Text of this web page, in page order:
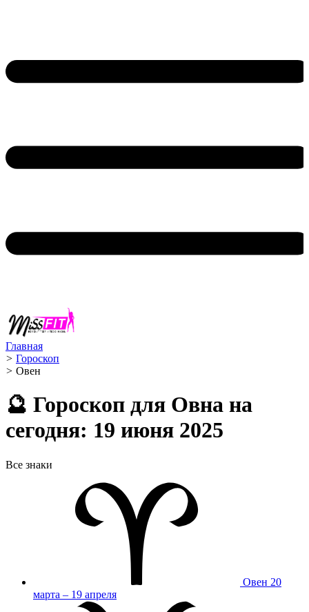
Главная
> Гороскоп
> Овен ️
🔮 Гороскоп для Овна на
сегодня: 19 июня 2025
Все знаки
Овен 20
марта – 19 апреля